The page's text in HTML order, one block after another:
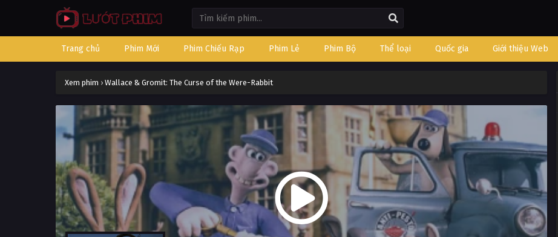
Trang chủ Phim Mới Phim Chiếu Rạp Phim Lẻ Phim Bộ Thể loại Quốc gia Giới thiệu Web
Xem phim › Wallace & Gromit: The Curse of the Were-Rabbit